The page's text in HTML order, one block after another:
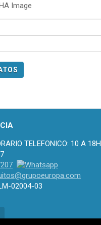
TELEFONICO: 10 A 18H
02004-03